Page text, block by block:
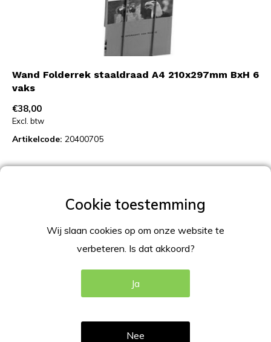
Wand Folderrek staaldraad A4 210x297mm BxH 6
vaks
€38,00
Excl. btw
Artikelcode: 20400705
TOEVOEGEN AAN WINKELWAGEN
DIRECT BETALEN
Vanaf €100,-
Wij slaan cookies op om onze website te
verbeteren. Is dat akkoord?
Ja
Nee